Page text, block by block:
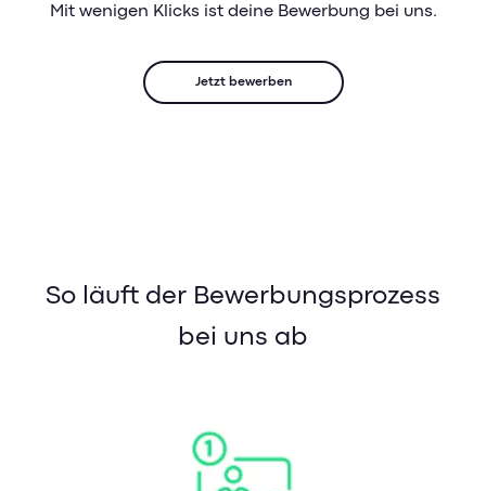
Mit wenigen Klicks ist deine Bewerbung bei uns.
Jetzt bewerben
So läuft der Bewerbungsprozess
bei uns ab